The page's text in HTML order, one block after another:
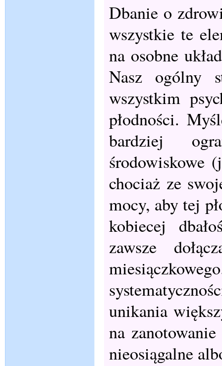
Dbanie o
wszystkie te
na osobne
Nasz ogólny
wszystkim
płodności.
bardziej
środowiskowe
chociaż ze
mocy, aby tej
kobiecej
zawsze
unikania
na
nieosiągalne